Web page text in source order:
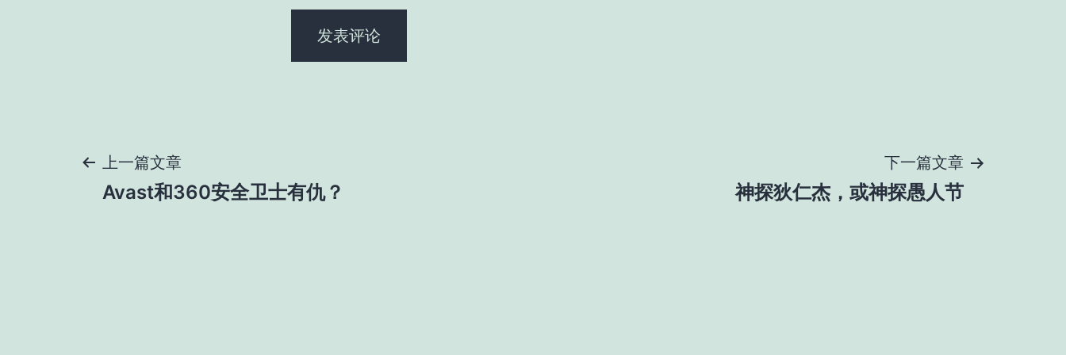
文上一篇文章
Avast和360安全卫士有仇？
下一篇文章
神探狄仁杰，或神探愚人节